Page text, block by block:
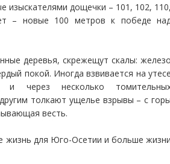
изыскателями дощечки – 101, 102,
– новые 100 метров к победе
деревья, скрежещут скалы:
покой. Иногда взвивается на
и через несколько
толкают ущелье взрывы – с
весть.
жизнь для Юго-Осетии и больше